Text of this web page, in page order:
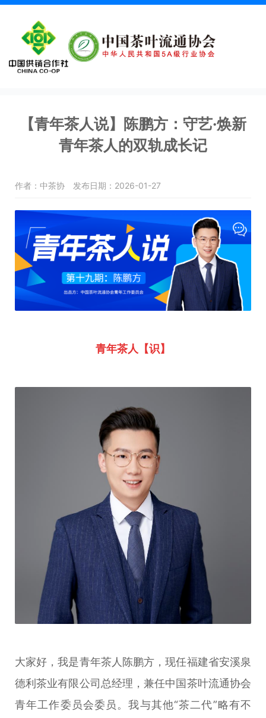
【青年茶人说】陈鹏方：守艺·焕新
青年茶人的双轨成长记
作者：中茶协 发布日期：2026-01-27
青年茶人【识】
大家好，我是青年茶人陈鹏方，现任福建省安溪泉
德利茶业有限公司总经理，兼任中国茶叶流通协会
青年工作委员会委员。我与其他“茶二代”略有不